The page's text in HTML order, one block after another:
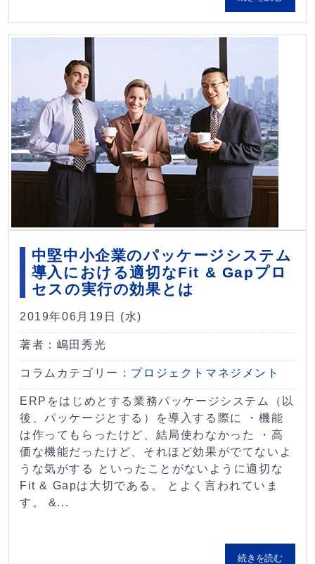
中堅中小企業のパッケージシステム
導入における適切なFit & Gapプロ
セスの実行の効果とは
2019年06月19日 (水)
著者：嶋田秀光
コラムカテゴリー： プロジェクトマネジメント
ERPをはじめとする業務パッケージシステム（以
後、パッケージとする）を導入する際に ・機能
は作ってもらったけど、結局使わなかった ・高
価な機能だったけど、それほど効果がでてないよ
うな気がする といったことがないように適切な
Fit & Gapは大切である。 とよく言われていま
す。 &...
続きを読む